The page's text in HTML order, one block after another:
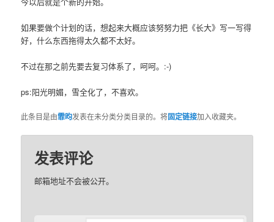
如果要做个计划的话，想起来大概应该努努力把《长大》写一写得
好，什么东西拖得太久都不太好。
不过在那之前先要去复习体系了，呵呵。:-)
ps:阳光明媚，雪全化了，不喜欢。
此条目是由霏昀发表在未分类分类目录的。将固定链接加入收藏夹。
发表评论
邮箱地址不会被公开。